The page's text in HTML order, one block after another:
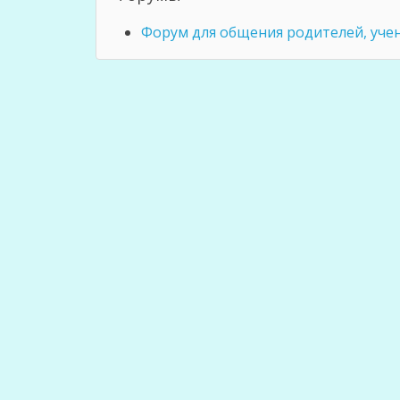
Форум для общения родителей,